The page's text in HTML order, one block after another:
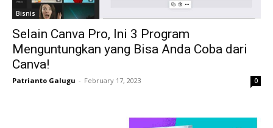
Bisnis
Selain Canva Pro, Ini 3 Program
Menguntungkan yang Bisa Anda Coba dari
Canva!
Patrianto Galugu - February 17, 2023 0